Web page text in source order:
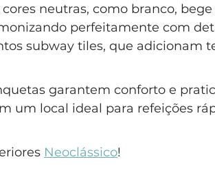
neutras, como branco, bege
perfeitamente com
subway tiles, que adicionam
garantem conforto e
um local ideal para refeições
Neoclássico!